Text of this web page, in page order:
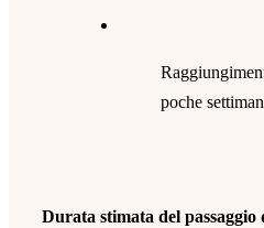
poche
Durata stimata del